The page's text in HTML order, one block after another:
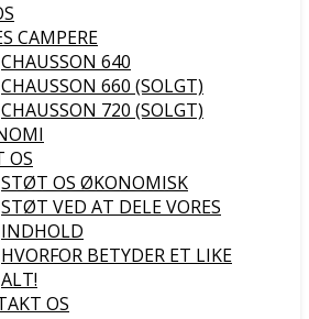
CAMPERE
CHAUSSON 640
CHAUSSON 660 (SOLGT)
CHAUSSON 720 (SOLGT)
OS
STØT OS ØKONOMISK
STØT VED AT DELE VORES
INDHOLD
HVORFOR BETYDER ET LIKE
ALT!
OS